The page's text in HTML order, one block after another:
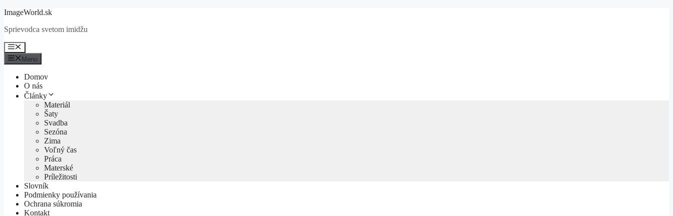
Preskočiť
obsah
ImageWorld.sk
Sprievodca svetom imidžu
Menu
Menu
Domov
O nás
Články
Materiál
Šaty
Svadba
Sezóna
Zima
Voľný čas
Práca
Materské
Príležitosti
Slovník
Podmienky používania
Ochrana súkromia
Kontakt